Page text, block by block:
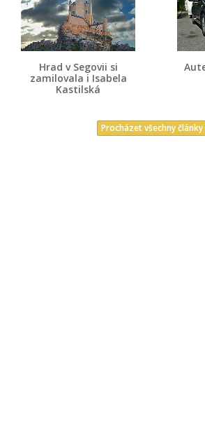
Hrad v Segovii si
zamilovala i Isabela
Kastilská
Procházet všechny články